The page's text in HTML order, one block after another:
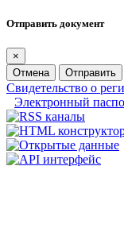
Отправить документ
×
Отмена
Отправить
Свидетельство о
Электронный